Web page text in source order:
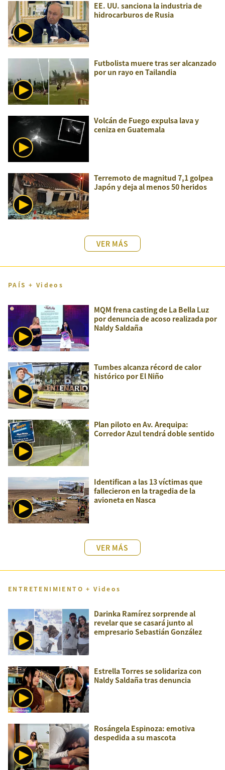
EE. UU. sanciona la industria de
hidrocarburos de Rusia
Futbolista muere tras ser alcanzado
por un rayo en Tailandia
Volcán de Fuego expulsa lava y
ceniza en Guatemala
Terremoto de magnitud 7,1 golpea
Japón y deja al menos 50 heridos
VER MÁS
PAÍS + Videos
MQM frena casting de La Bella Luz
por denuncia de acoso realizada por
Naldy Saldaña
Tumbes alcanza récord de calor
histórico por El Niño
Plan piloto en Av. Arequipa:
Corredor Azul tendrá doble sentido
Identifican a las 13 víctimas que
fallecieron en la tragedia de la
avioneta en Nasca
VER MÁS
ENTRETENIMIENTO + Videos
Darinka Ramírez sorprende al
revelar que se casará junto al
empresario Sebastián González
Estrella Torres se solidariza con
Naldy Saldaña tras denuncia
Rosángela Espinoza: emotiva
despedida a su mascota